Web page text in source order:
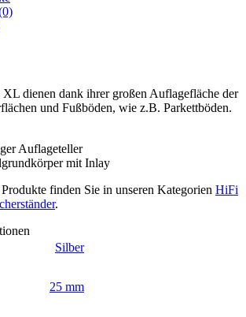
dienen dank ihrer großen Auflagefläche der
und Fußböden, wie z.B. Parkettböden.
Auflageteller
mit Inlay
finden Sie in unseren Kategorien HiFi
.
Silber
25 mm